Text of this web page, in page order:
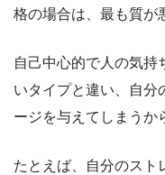
格の場合は、最も質が
自己中心的で人の気持
いタイプと違い、自分
ージを与えてしまうか
たとえば、自分のスト